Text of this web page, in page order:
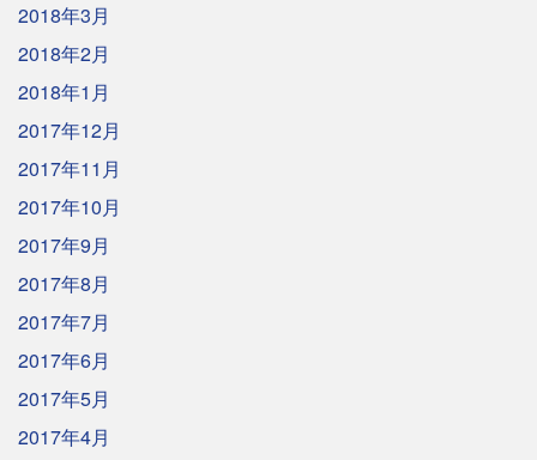
2018年3月
2018年2月
2018年1月
2017年12月
2017年11月
2017年10月
2017年9月
2017年8月
2017年7月
2017年6月
2017年5月
2017年4月